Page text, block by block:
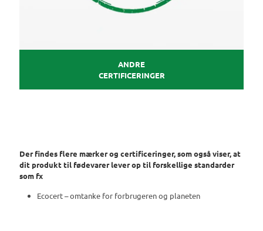
ANDRE
CERTIFICERINGER
Der findes flere mærker og certificeringer, som også viser, at
dit produkt til fødevarer lever op til forskellige standarder
som fx
Ecocert – omtanke for forbrugeren og planeten